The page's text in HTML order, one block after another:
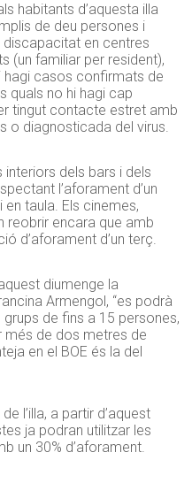
habitants d’aquesta illa
de deu persones i
en centres
(un familiar per resident),
hagi casos confirmats de
quals no hi hagi cap
tingut contacte estret amb
o diagnosticada del virus.
dels bars i dels
l’aforament d’un
en taula. Els cinemes,
reobrir encara que amb
d’aforament d’un terç.
diumenge la
Armengol, “es podrà
de fins a 15 persones,
més de dos metres de
en el BOE és la del
l’illa, a partir d’aquest
ja podran utilitzar les
un 30% d’aforament.